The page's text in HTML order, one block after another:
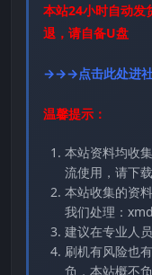
本站24小时自动发
退，请自备U盘
→→→点击此处进
温馨提示：
本站资料均收
流使用，请下
本站收集的资
我们处理：
建议在专业人
刷机有风险也
负，本站概不